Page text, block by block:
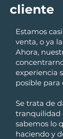
cliente
Estamos
venta, o ya
Ahora,
experiencia
posible para
Se trata de
tranquilidad
sabemos lo
haciendo y